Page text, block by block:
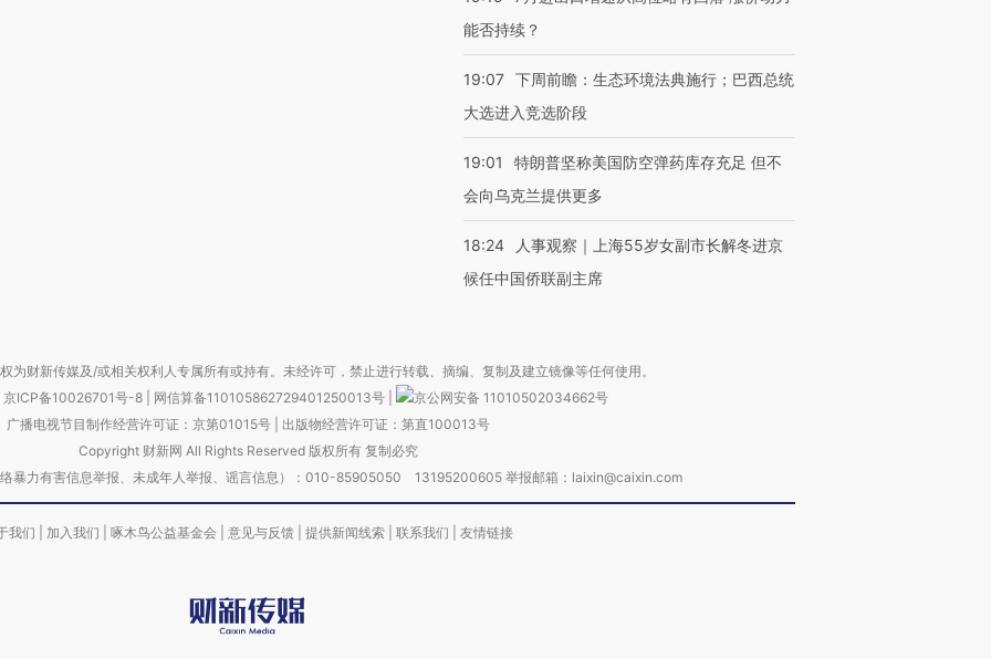
能否持续？
19:07 下周前瞻：生态环境法典施行；巴西总统
大选进入竞选阶段
19:01
特朗普坚称美国防空弹药库存充足 但不
会向乌克兰提供更多
18:24
人事观察｜上海55岁女副市长解冬进京
候任中国侨联副主席
为财新传媒及/或相关权利人专属所有或持有。未经许可，禁止进行转载、摘编、复制及建立镜像等任何使用。
京ICP备10026701号-8
网信算备110105862729401250013号
京公网安备 11010502034662号
广播电视节目制作经营许可证：京第01015号| 出版物经营许可证：第直100013号
Copyright 财新网 All Rights Reserved 版权所有 复制必究
暴力有害信息举报、未成年人举报、谣言信息）：010-85905050 13195200605 举报邮箱：laixin@caixin.com
我们 加入我们 啄木鸟公益基金会 意见与反馈 提供新闻线索 联系我们 友情链接